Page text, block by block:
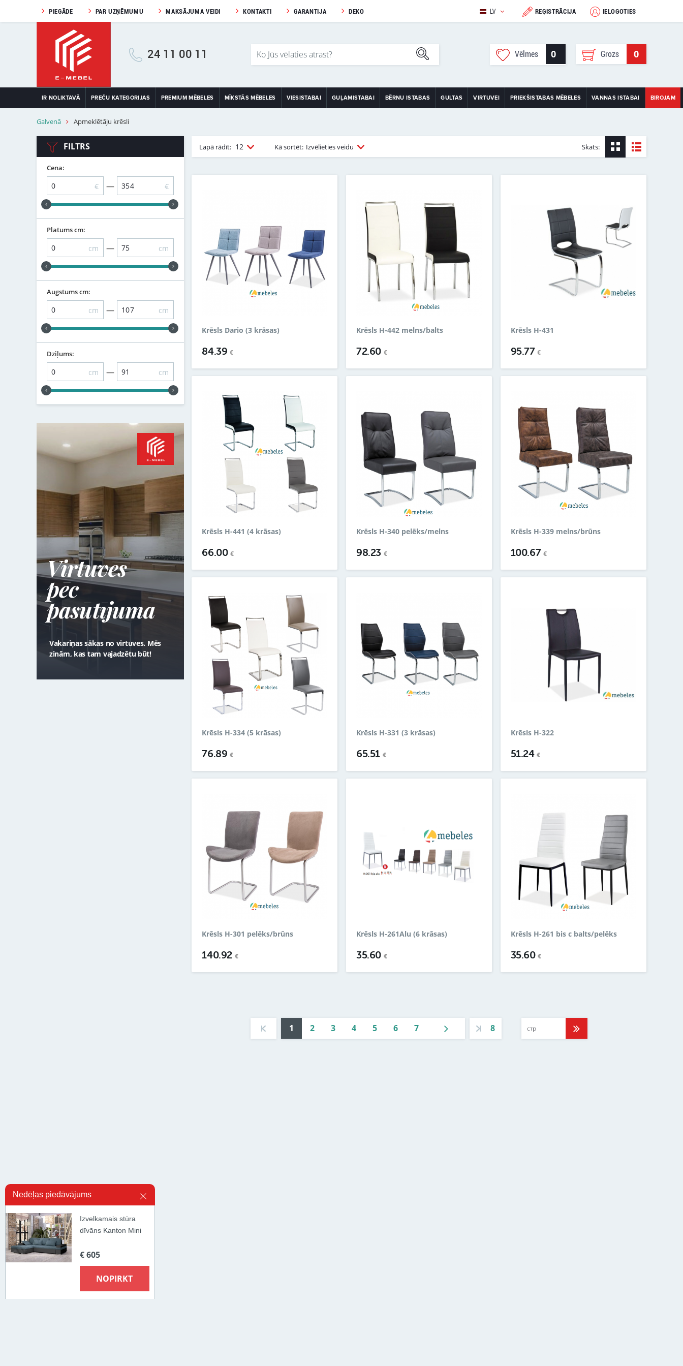
PIEGĀDE PAR UZŅĒMUMU MAKSĀJUMA VEIDI KONTAKTI GARANTIJA DEKO LV REĢISTRĀCIJA IELOGOTIES
24 11 00 11 Vēlmes 0 Grozs 0
IR NOLIKTAVĀ PREČU KATEGORIJAS PREMIUM MĒBELES MĪKSTĀS MĒBELES VIESISTABAI GUĻAMISTABAI BĒRNU ISTABAS GULTAS VIRTUVEI PRIEKŠISTABAS MĒBELES VANNAS ISTABAI BIROJAM
Galvenā Apmeklētāju krēsli
FILTRS
Cena:
€ — €
Platums cm:
cm — cm
Augstums cm:
cm — cm
Dziļums:
cm — cm
Virtuves
pēc
pasūtījuma
Vakariņas sākas no virtuves. Mēs
zinām, kas tam vajadzētu būt!
Lapā rādīt: 12 Kā sortēt: Izvēlieties veidu Skats:
Krēsls Dario (3 krāsas)
84.39 €
Krēsls H-442 melns/balts
72.60 €
Krēsls H-431
95.77€
Krēsls H-441 (4 krāsas)
66.00 €
Krēsls H-340 pelēks/melns
98.23 €
Krēsls H-339 melns/brūns
100.67 €
Krēsls H-334 (5 krāsas)
76.89 €
Krēsls H-331 (3 krāsas)
65.51 €
Krēsls H-322
51.24€
Krēsls H-301 pelēks/brūns
140.92 €
Krēsls H-261Alu (6 krāsas)
35.60 €
Krēsls H-261 bis c balts/pelēks
35.60€
1 2 3 4 5 6 7 8
Nedēļas piedāvājums
Izvelkamais stūra
dīvāns Kanton Mini
€ 605
NOPIRKT